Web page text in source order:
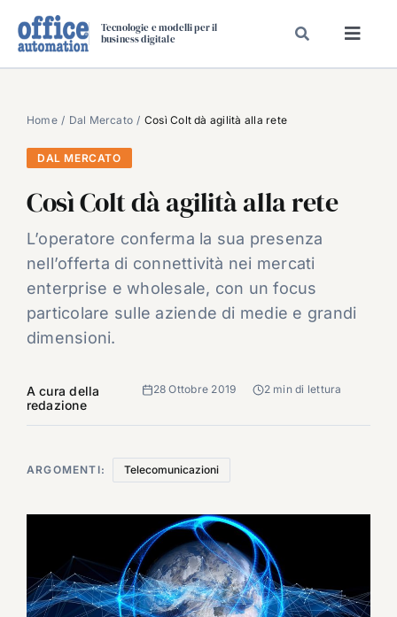
Tecnologie e modelli per il
business digitale
SPECIAL PAPER
TAVOLE ROTONDE DI REDAZIONE
CARRIERE
VIDEO
EVENTI
CHI SIAMO
Home Dal Mercato Così Colt dà agilità alla rete
DAL MERCATO
Così Colt dà agilità alla rete
L’operatore conferma la sua presenza
nell’offerta di connettività nei mercati
enterprise e wholesale, con un focus
particolare sulle aziende di medie e grandi
dimensioni.
A cura della
redazione
28 Ottobre 2019 2 min di lettura
ARGOMENTI: Telecomunicazioni